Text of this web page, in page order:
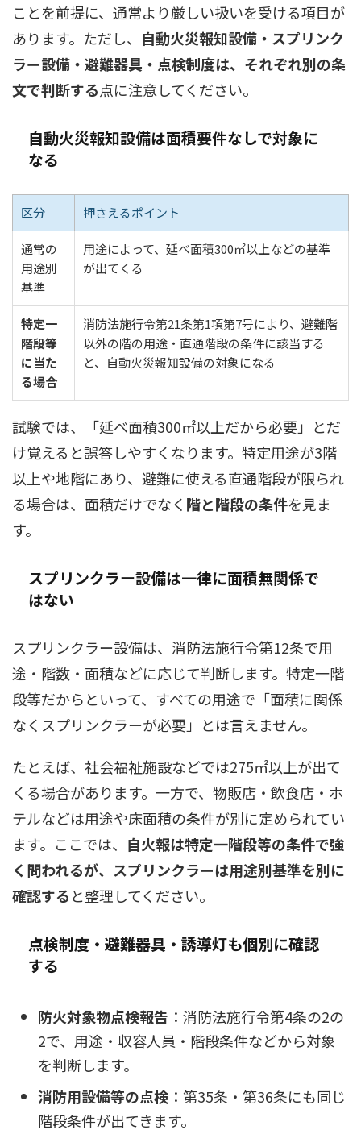
ことを前提に、通常より厳しい扱いを受ける項目が
あります。ただし、 自動火災報知設備・スプリンク
ラー設備・避難器具・点検制度は、それぞれ別の条
文で判断する点に注意してください。
自動火災報知設備は面積要件なしで対象に
なる
区分 押さえるポイント
通常の
用途別
基準
用途によって、延べ面積300㎡以上などの基準
が出てくる
特定一
階段等
に当た
る場合
消防法施行令第21条第1項第7号により、避難階
以外の階の用途・直通階段の条件に該当する
と、自動火災報知設備の対象になる
試験では、「延べ面積300㎡以上だから必要」とだ
け覚えると誤答しやすくなります。特定用途が3階
以上や地階にあり、避難に使える直通階段が限られ
る場合は、面積だけでなく 階と階段の条件を見ま
す。
スプリンクラー設備は一律に面積無関係で
はない
スプリンクラー設備は、消防法施行令第12条で用
途・階数・面積などに応じて判断します。特定一階
段等だからといって、すべての用途で「面積に関係
なくスプリンクラーが必要」とは言えません。
たとえば、社会福祉施設などでは275㎡以上が出て
くる場合があります。一方で、物販店・飲食店・ホ
テルなどは用途や床面積の条件が別に定められてい
ます。ここでは、 自火報は特定一階段等の条件で強
く問われるが、スプリンクラーは用途別基準を別に
確認すると整理してください。
点検制度・避難器具・誘導灯も個別に確認
する
防火対象物点検報告 ：消防法施行令第4条の2の
2で、用途・収容人員・階段条件などから対象
を判断します。
消防用設備等の点検 ：第35条・第36条にも同じ
階段条件が出てきます。